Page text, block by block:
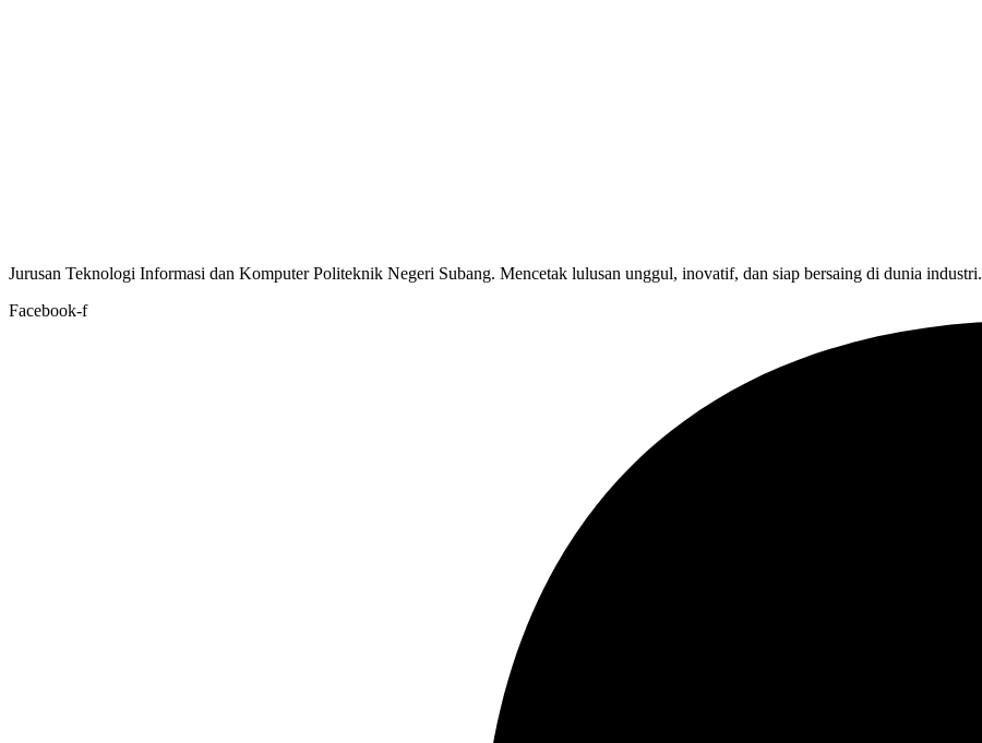
Jurusan Teknologi Informasi dan Komputer Politeknik Negeri Subang. Mencetak lulusan unggul, inovatif, dan siap bersaing di dunia industri.
Facebook-f